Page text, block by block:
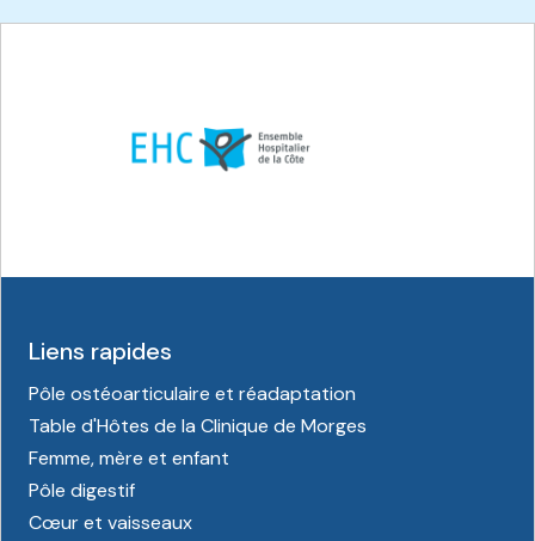
Liens rapides
Pôle ostéoarticulaire et réadaptation
Table d'Hôtes de la Clinique de Morges
Femme, mère et enfant
Pôle digestif
Cœur et vaisseaux